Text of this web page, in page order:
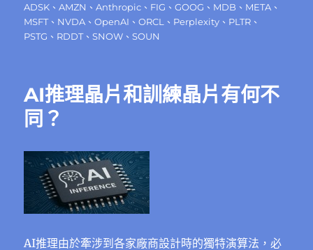
佈
日
期:
類
籤
ADSK 、AMZN 、Anthropic 、 FIG 、GOOG 、 MDB 、 META 、
MSFT、 NVDA 、OpenAI 、ORCL 、 Perplexity 、 PLTR 、
PSTG 、 RDDT、SNOW 、SOUN
AI推理晶片和訓練晶片有何不
同？
AI推理由於牽涉到各家廠商設計時的獨特演算法，必